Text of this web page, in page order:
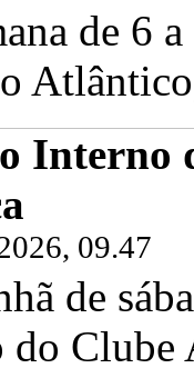
de 6
Interno
09.47
de
do Clube